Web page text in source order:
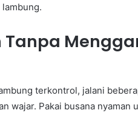
terkontrol, jalani
wajar. Pakai busana nyaman